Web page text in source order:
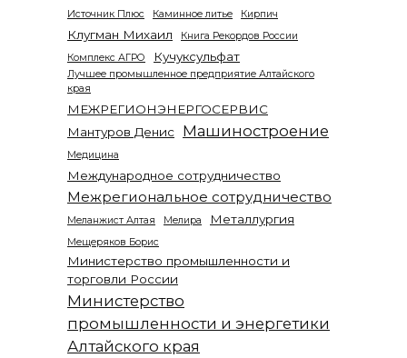
Источник Плюс
Каминное литье Кирпич
Клугман Михаил
Книга Рекордов России
Комплекс АГРО
Кучуксульфат
Лучшее промышленное предприятие Алтайского
края
МЕЖРЕГИОНЭНЕРГОСЕРВИС
Мантуров Денис
Машиностроение
Медицина
Международное сотрудничество
Межрегиональное сотрудничество
Меланжист Алтая Мелира Металлургия
Мещеряков Борис
Министерство промышленности и
торговли России
Министерство
промышленности и энергетики
Алтайского края